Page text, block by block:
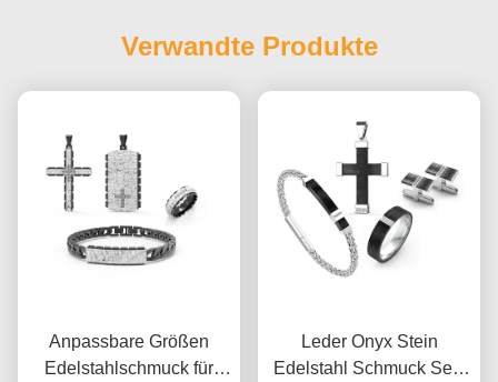
Verwandte Produkte
Anpassbare Größen
Edelstahlschmuck für
Leder Onyx Stein
Edelstahl Schmuck Sets